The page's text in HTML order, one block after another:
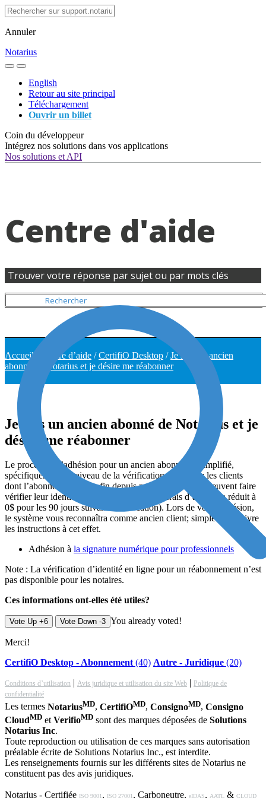
Annuler
Notarius
English
Retour au site principal
Téléchargement
Ouvrir un billet
Coin du développeur
Intégrez nos solutions dans vos applications
Nos solutions et API
Centre d'aide
Trouver votre réponse par sujet ou par mots clés
Accueil Centre d’aide /CertifiO Desktop /Je suis un ancien
abonné de Notarius et je désire me réabonner
Je suis un ancien abonné de Notarius et je
désire me réabonner
Le processus d’adhésion pour un ancien abonné est simplifié,
spécifiquement au niveau de la vérification d’identité; les clients
dont l’abonnement a pris fin depuis moins de 12 mois peuvent faire
vérifier leur identité en ligne (et voient leur frais d’adhésion réduit à
0$ pour les 90 jours suivant la révocation). Lors de votre adhésion,
le système vous reconnaîtra comme ancien client; simplement suivre
les instructions à cet effet.
Adhésion à la signature numérique pour professionnels
Note : La vérification d’identité en ligne pour un réabonnement n’est
pas disponible pour les notaires.
Ces informations ont-elles été utiles?
Vote Up +6 Vote Down -3 You already voted!
Merci!
CertifiO Desktop - Abonnement(40) Autre - Juridique (20)
Conditions d’utilisation Avis juridique et utilisation du site Web
Politique de
confidentialité
Les termes NotariusMD, CertifiOMD, ConsignoMD, Consigno
CloudMD et VerifioMD sont des marques déposées de Solutions
Notarius Inc.
Toute reproduction ou utilisation de ces marques sans autorisation
préalable écrite de Solutions Notarius Inc., est interdite.
Les renseignements fournis sur les différents sites de Notarius ne
constituent pas des avis juridiques.
Notarius - Certifiée ISO 9001 , ISO 27001 , Carboneutre, eIDAS, AATL & CLOUD